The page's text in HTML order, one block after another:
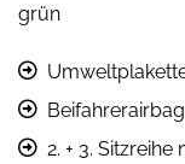
grün
2. + 3.